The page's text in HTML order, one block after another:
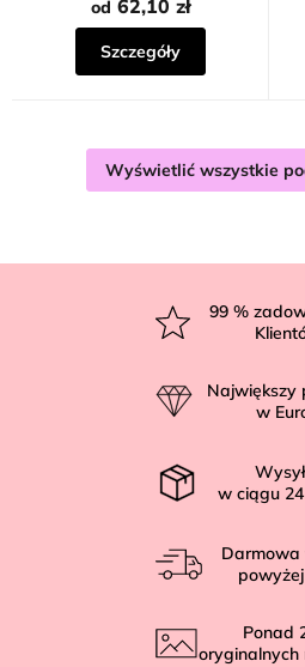
od 62,10 zł
Szczegóły
Wyświetlić wszystkie
99 %
Największy
w
w ciągu 24
Darmowa
powyżej
Ponad